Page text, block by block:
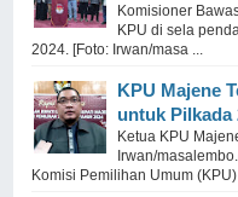
Komisioner
KPU di sela
2024. [Foto: Irwan/masa ...
KPU Majene
untuk Pilkada
Ketua KPU
Irwan/
Komisi Pemilihan Umum